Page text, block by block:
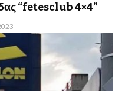
“fetesclub 4×4”